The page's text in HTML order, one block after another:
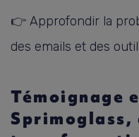
👉 Approfondir la
des emails et des
Témoignage
Sprimoglass,